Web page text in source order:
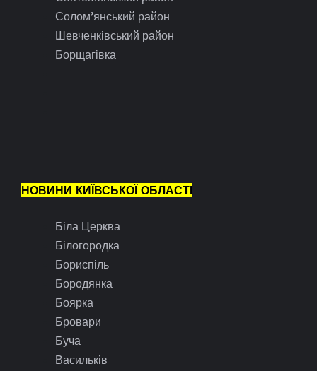
Солом’янський район
Шевченківський район
Борщагівка
НОВИНИ КИЇВСЬКОЇ ОБЛАСТІ
Біла Церква
Білогородка
Бориспіль
Бородянка
Боярка
Бровари
Буча
Васильків